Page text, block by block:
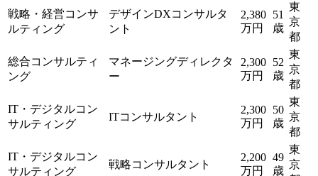
戦略・経営コンサ
ルティング
デザインDXコンサルタ
ント
2,380
万円
51
歳
東
京
都
総合コンサルティ
ング
マネージングディレクタ
ー
2,300
万円
52
歳
東
京
都
IT・デジタルコン
サルティング
ITコンサルタント
2,300
万円
50
歳
東
京
都
IT・デジタルコン
サルティング
戦略コンサルタント
2,200
万円
49
歳
東
京